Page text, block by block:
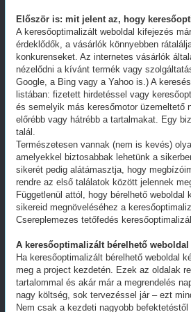
Először is: mit jelent az, hogy
A keresőoptimalizált weboldal kifejezés
érdeklődők, a vásárlók könnyebben
konkurenseket. Az internetes vásárlók
nézelődni a kívánt termék vagy
Google, a Bing vagy a Yahoo is.) A
listában: fizetett hirdetéssel vagy
és semelyik más keresőmotor üzemeltető
előrébb vagy hátrébb a tartalmakat. Egy
talál.
Természetesen vannak (nem is kevés)
amelyekkel biztosabbak lehetünk a
sikerét pedig alátámasztja, hogy
rendre az első találatok között jelennek
Függetlenül attól, hogy bérelhető
sikereid megnöveléséhez a
Csereplemezes tetőfedés
A keresőoptimalizált bérelhető
Ha keresőoptimalizált bérelhető weboldal
meg a project kezdetén. Ezek az oldalak
tartalommal és akár már a megrendelés
nagy költség, sok tervezéssel jár – ezt
Nem csak a kezdeti nagyobb